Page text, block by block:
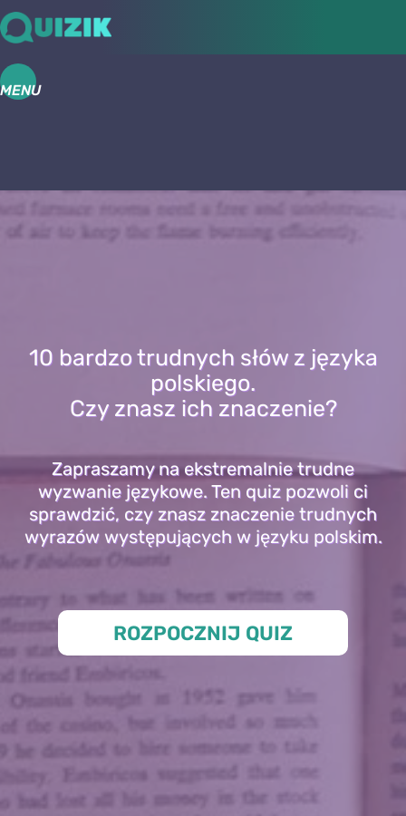
MENU
10 bardzo trudnych słów z języka
polskiego.
Czy znasz ich znaczenie?
Zapraszamy na ekstremalnie trudne
wyzwanie językowe. Ten quiz pozwoli ci
sprawdzić, czy znasz znaczenie trudnych
wyrazów występujących w języku polskim.
ROZPOCZNIJ QUIZ